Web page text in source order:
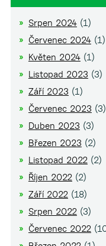
Srpen 2024(1)
Červenec 2024(1)
Květen 2024(1)
Listopad 2023 (3)
Září 2023 (1)
Červenec 2023 (3)
Duben 2023 (3)
Březen 2023 (2)
Listopad 2022(2)
Říjen 2022(2)
Září 2022(18)
Srpen 2022(3)
Červenec 2022